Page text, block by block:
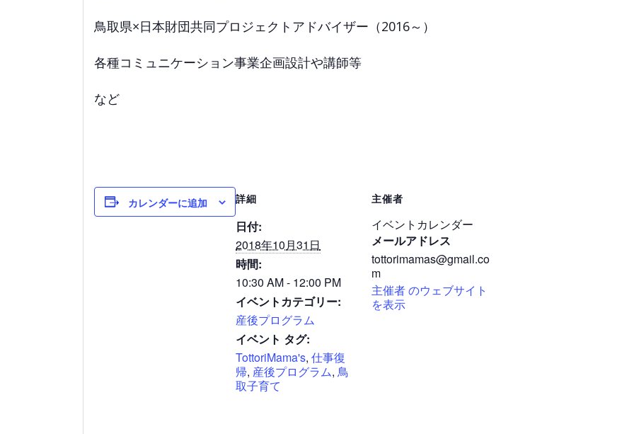
鳥取県×日本財団共同プロジェクトアドバイザー（2016～）
各種コミュニケーション事業企画設計や講師等
など
カレンダーに追加 詳細
日付:
2018年10月31日
時間:
10:30 AM - 12:00 PM
イベントカテゴリー:
産後プログラム
イベント タグ:
TottoriMama's, 仕事復
帰, 産後プログラム, 鳥
取子育て
主催者
イベントカレンダー
メールアドレス
tottorimamas@gmail.co
m
主催者 のウェブサイト
を表示